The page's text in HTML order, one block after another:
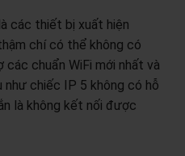
các thiết bị xuất hiện
chí có thể không có
chuẩn WiFi mới nhất và
như chiếc IP 5 không có hỗ
là không kết nối được